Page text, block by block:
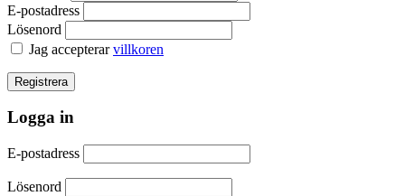
E-postadress
Lösenord
Jag accepterarvillkoren
Logga in
E-postadress
Lösenord